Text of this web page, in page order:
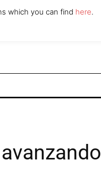
which you can find here.